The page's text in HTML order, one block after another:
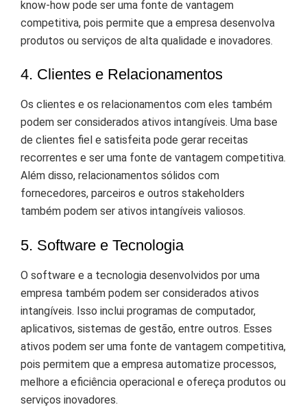
know-how pode ser uma fonte de vantagem
competitiva, pois permite que a empresa desenvolva
produtos ou serviços de alta qualidade e inovadores.
4. Clientes e Relacionamentos
Os clientes e os relacionamentos com eles também
podem ser considerados ativos intangíveis. Uma base
de clientes fiel e satisfeita pode gerar receitas
recorrentes e ser uma fonte de vantagem competitiva.
Além disso, relacionamentos sólidos com
fornecedores, parceiros e outros stakeholders
também podem ser ativos intangíveis valiosos.
5. Software e Tecnologia
O software e a tecnologia desenvolvidos por uma
empresa também podem ser considerados ativos
intangíveis. Isso inclui programas de computador,
aplicativos, sistemas de gestão, entre outros. Esses
ativos podem ser uma fonte de vantagem competitiva,
pois permitem que a empresa automatize processos,
melhore a eficiência operacional e ofereça produtos ou
serviços inovadores.